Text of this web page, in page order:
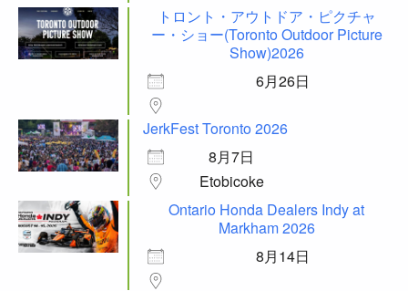
トロント・アウトドア・ピクチャ
ー・ショー(Toronto Outdoor Picture
Show)2026
6月26日
JerkFest Toronto 2026
8月7日
Etobicoke
Ontario Honda Dealers Indy at
Markham 2026
8月14日